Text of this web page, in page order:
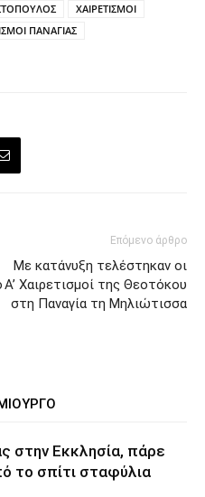
ΧΑΙΡΕΤΙΣΜΟΙ
ΠΑΝΑΓΙΑΣ
Επόμενο άρθρο
Με κατάνυξη τελέστηκαν οι
Α’ Χαιρετισμοί της Θεοτόκου
στη Παναγία τη Μηλιώτισσα
στην Εκκλησία, πάρε
το σπίτι σταφύλια